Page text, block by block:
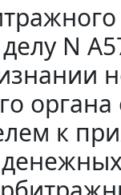
N
органа
к